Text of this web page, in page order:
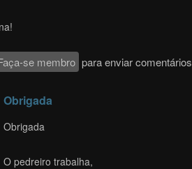
se membro para enviar comentários
Obrigada
Obrigada
O pedreiro trabalha,